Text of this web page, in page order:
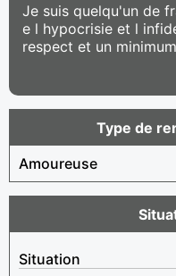
Je suis quelqu'un de
e l hypocrisie et l
respect et un
Type de
Amoureuse
Situation